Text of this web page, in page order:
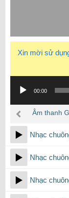
Xin mời sử
phát
âm
thanh
00:00
Âm thanh
Nhạc
Nhạc
Nhạc